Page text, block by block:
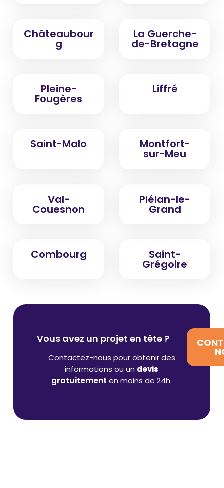
Châteaubour
g
La Guerche-
de-Bretagne
Pleine-
Fougères
Liffré
Saint-Malo Montfort-
sur-Meu
Val-
Couesnon
Plélan-le-
Grand
Combourg Saint-
Grégoire
Vous avez un projet en tête ?
Contactez-nous pour obtenir des
informations ou un devis
gratuitement en moins de 24h.